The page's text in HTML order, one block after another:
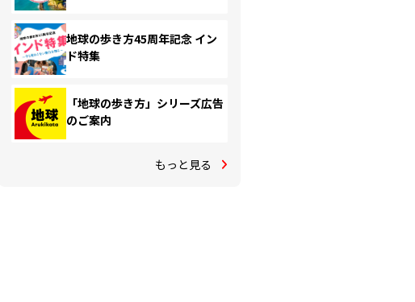
地球の歩き方45周年記念 イン
ド特集
「地球の歩き方」シリーズ広告
のご案内
もっと見る